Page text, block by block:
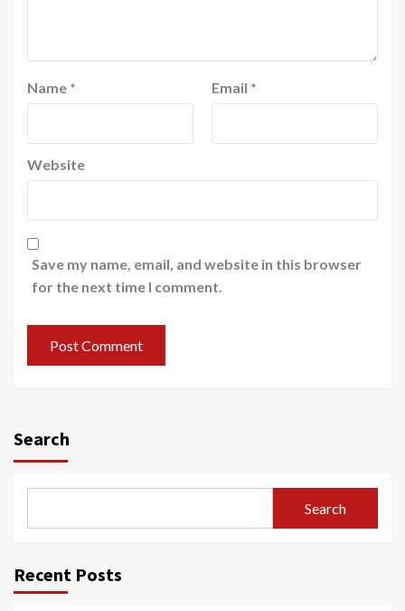
Name * Email *
Website
Save my name, email, and website in this browser
for the next time I comment.
Search
Search
Recent Posts